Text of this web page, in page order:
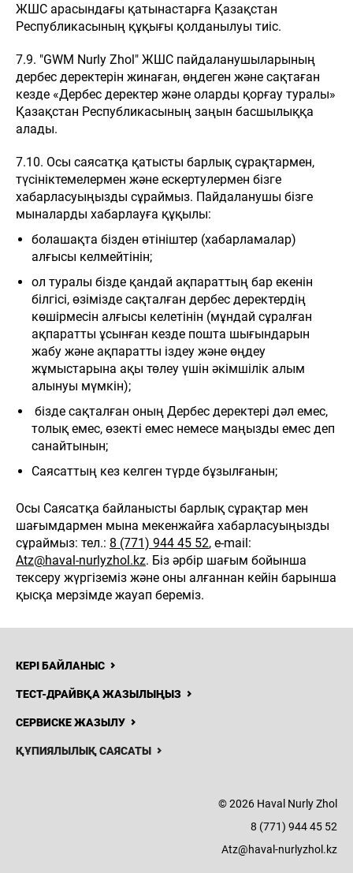
ЖШС арасындағы қатынастарға Қазақстан
Республикасының құқығы қолданылуы тиіс.
7.9. "GWM Nurly Zhol" ЖШС пайдаланушыларының
дербес деректерін жинаған, өңдеген және сақтаған
кезде «Дербес деректер және оларды қорғау туралы»
Қазақстан Республикасының заңын басшылыққа
алады.
7.10. Осы саясатқа қатысты барлық сұрақтармен,
түсініктемелермен және ескертулермен бізге
хабарласуыңызды сұраймыз. Пайдаланушы бізге
мыналарды хабарлауға құқылы:
болашақта бізден өтініштер (хабарламалар)
алғысы келмейтінін;
ол туралы бізде қандай ақпараттың бар екенін
білгісі, өзімізде сақталған дербес деректердің
көшірмесін алғысы келетінін (мұндай сұралған
ақпаратты ұсынған кезде пошта шығындарын
жабу және ақпаратты іздеу және өңдеу
жұмыстарына ақы төлеу үшін әкімшілік алым
алынуы мүмкін);
бізде сақталған оның Дербес деректері дәл емес,
толық емес, өзекті емес немесе маңызды емес деп
санайтынын;
Саясаттың кез келген түрде бұзылғанын;
Осы Саясатқа байланысты барлық сұрақтар мен
шағымдармен мына мекенжайға хабарласуыңызды
сұраймыз: тел.: 8 (771) 944 45 52, e-mail:
Atz@haval-nurlyzhol.kz. Біз әрбір шағым бойынша
тексеру жүргіземіз және оны алғаннан кейін барынша
қысқа мерзімде жауап береміз.
КЕРІ БАЙЛАНЫС
ТЕСТ-ДРАЙВҚА ЖАЗЫЛЫҢЫЗ
СЕРВИСКЕ ЖАЗЫЛУ
ҚҰПИЯЛЫЛЫҚ САЯСАТЫ
© 2026 Haval Nurly Zhol
8 (771) 944 45 52
Atz@haval-nurlyzhol.kz